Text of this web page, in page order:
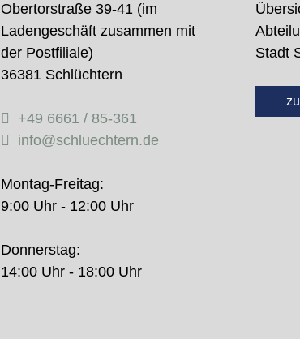
Obertorstraße 39-41 (im
Ladengeschäft zusammen mit
der Postfiliale)
36381 Schlüchtern
+49 6661 / 85-361
info@schluechtern.de
Montag-Freitag:
9:00 Uhr - 12:00 Uhr
Donnerstag:
14:00 Uhr - 18:00 Uhr
Stadt